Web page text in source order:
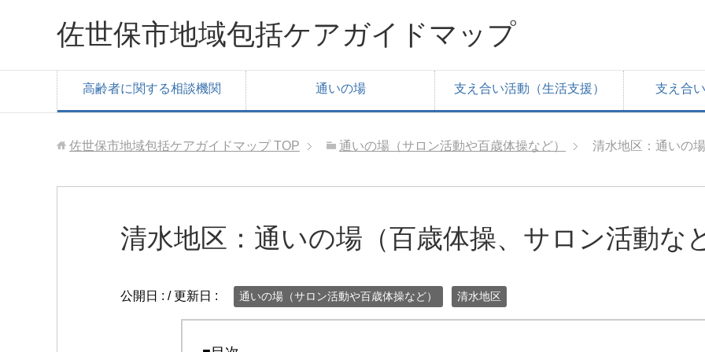
佐世保市地域包括ケアガイドマップ
高齢者に関する相談機関 通いの場 支え合い活動（生活支援） 支え合
佐世保市地域包括ケアガイドマップTOP 通いの場（サロン活動や百歳体操など） 清水地区：通いの
清水地区：通いの場（百歳体操、サロン活動な
公開日 : / 更新日 : 通いの場（サロン活動や百歳体操など） 清水地区